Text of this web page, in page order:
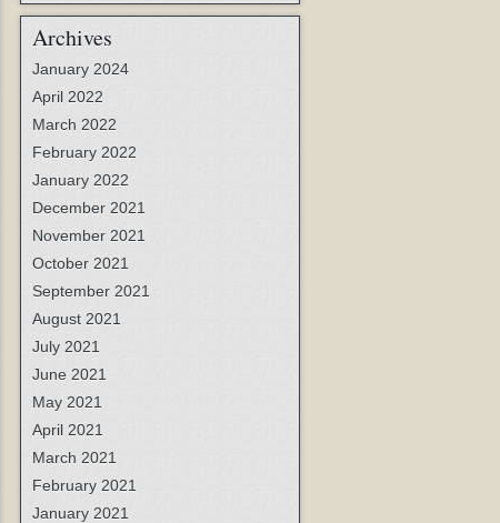
Archives
January 2024
April 2022
March 2022
February 2022
January 2022
December 2021
November 2021
October 2021
September 2021
August 2021
July 2021
June 2021
May 2021
April 2021
March 2021
February 2021
January 2021